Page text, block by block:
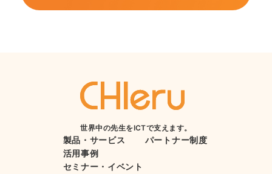
世界中の先生をICTで支えます。
製品・サービス
活用事例
セミナー・イベント
パートナー制度